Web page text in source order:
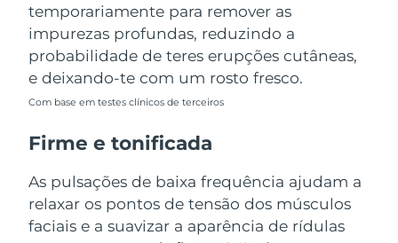
temporariamente para remover as
impurezas profundas, reduzindo a
probabilidade de teres erupções cutâneas,
e deixando-te com um rosto fresco.
Com base em testes clínicos de terceiros
Firme e tonificada
As pulsações de baixa frequência ajudam a
relaxar os pontos de tensão dos músculos
faciais e a suavizar a aparência de rídulas
Mônaco Entrega prevista
Países Baixos Entrega prevista8/10/26
Nova Zelândia
Noruega
Omã Entrega prevista8/13/26
Filipinas Entrega prevista8/13/26